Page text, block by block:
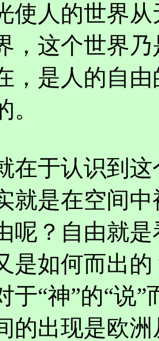
使人的世界
，这个世界
，是人的自
在于认识到
就是在空间
呢？自由就
是如何而出
于“神”的“说
的出现是欧